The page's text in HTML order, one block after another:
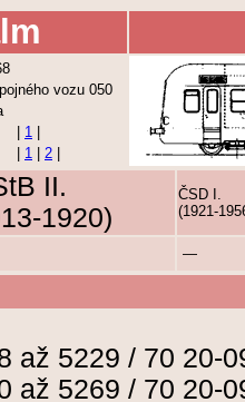
vozu 050
1
1 2
II.
1920)
ČSD I.
(1921-
—
až 5229 / 70 20-
až 5269 / 70 20-